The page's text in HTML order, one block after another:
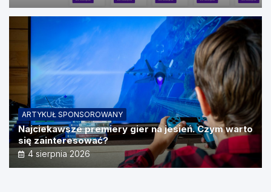
ARTYKUŁ SPONSOROWANY
Najciekawsze premiery gier na jesień. Czym warto
się zainteresować?
4 sierpnia 2026